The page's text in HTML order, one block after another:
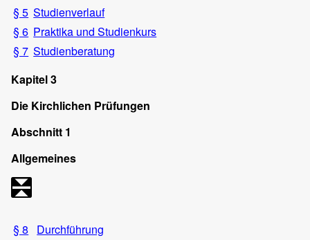
§ 5 Studienverlauf
§ 6 Praktika und Studienkurs
§ 7 Studienberatung
Kapitel 3
Die Kirchlichen Prüfungen
Abschnitt 1
Allgemeines
§ 8
Durchführung